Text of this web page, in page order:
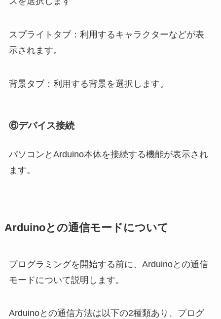
スプライトタブ：利用するキャラクターなどが表
示されます。
背景タブ：利用する背景を選択します。
⑥デバイス接続
パソコンとArduino本体を接続する機能が表示され
ます。
Arduinoとの通信モードについて
プログラミングを開始する前に、Arduinoとの通信
モードについて説明します。
Arduinoとの通信方法は以下の2種類あり、プログ